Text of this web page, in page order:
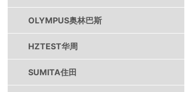
OLYMPUS奥林巴斯
HZTEST华周
SUMITA住田